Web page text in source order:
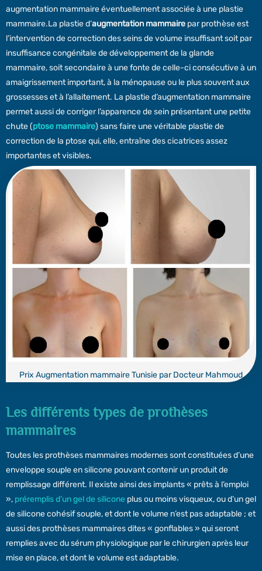
augmentation mammaire éventuellement associée à une plastie
mammaire.La plastie d‘augmentation mammaire par prothèse est
l’intervention de correction des seins de volume insuffisant soit par
insuffisance congénitale de développement de la glande
mammaire, soit secondaire à une fonte de celle-ci consécutive à un
amaigrissement important, à la ménopause ou le plus souvent aux
grossesses et à l’allaitement. La plastie d’augmentation mammaire
permet aussi de corriger l’apparence de sein présentant une petite
chute (ptose mammaire) sans faire une véritable plastie de
correction de la ptose qui, elle, entraîne des cicatrices assez
importantes et visibles.
Prix Augmentation mammaire Tunisie par Docteur Mahmoud
Les différents types de prothèses
mammaires
Toutes les prothèses mammaires modernes sont constituées d’une
enveloppe souple en silicone pouvant contenir un produit de
remplissage différent. Il existe ainsi des implants « prêts à l’emploi
», préremplis d’un gel de silicone plus ou moins visqueux, ou d’un gel
de silicone cohésif souple, et dont le volume n’est pas adaptable ; et
aussi des prothèses mammaires dites « gonflables » qui seront
remplies avec du sérum physiologique par le chirurgien après leur
mise en place, et dont le volume est adaptable.